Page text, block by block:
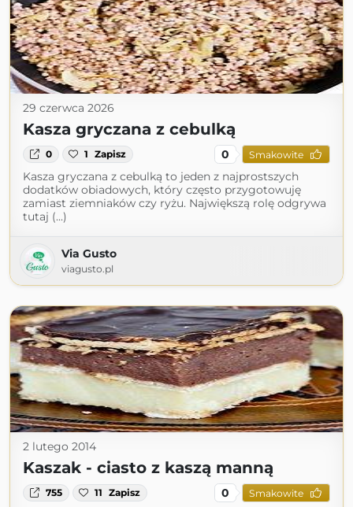
29 czerwca 2026
Kasza gryczana z cebulką
0 1 Zapisz 0 Smakowite
Kasza gryczana z cebulką to jeden z najprostszych
dodatków obiadowych, który często przygotowuję
zamiast ziemniaków czy ryżu. Największą rolę odgrywa
tutaj (...)
Via Gusto
viagusto.pl
2 lutego 2014
Kaszak - ciasto z kaszą manną
755 11 Zapisz 0 Smakowite